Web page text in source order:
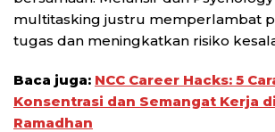
multitasking justru memperlambat
tugas dan meningkatkan risiko
Baca juga: NCC Career Hacks: 5
Konsentrasi dan Semangat Kerja
Ramadhan